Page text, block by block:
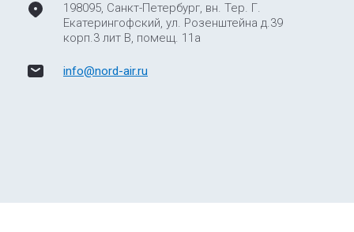
198095, Санкт-Петербург, вн. Тер. Г.
Екатерингофский, ул. Розенштейна д.39
корп.3 лит В, помещ. 11а
info@nord-air.ru